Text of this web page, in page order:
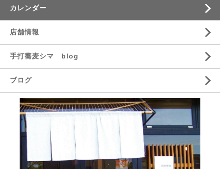
カレンダー
店舗情報
手打蕎麦シマ blog
ブログ